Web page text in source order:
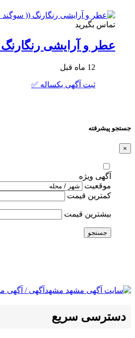
تماس بگیرید
عطر و آرایشی
12 ماه قبل
ثبت آگهی یکساله ✅
جستجو پیشرفته
×
آگهی ویژه
موقعیت
کمترین قیمت
بیشترین قیمت
جستجو
دسترسی سریع